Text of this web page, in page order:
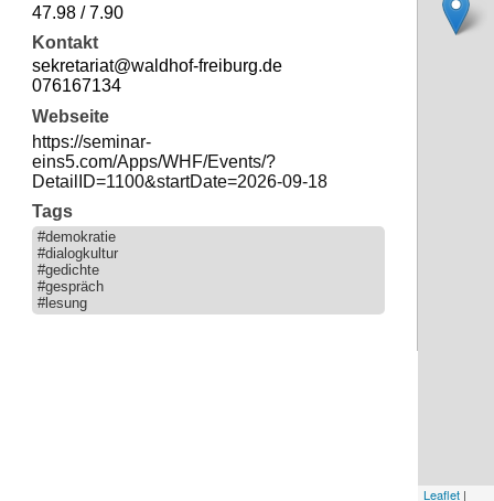
47.98 / 7.90
Kontakt
sekretariat@waldhof-freiburg.de
076167134
Webseite
https://seminar-
eins5.com/Apps/WHF/Events/?
DetailID=1100&startDate=2026-09-18
Tags
#demokratie
#dialogkultur
#gedichte
#gespräch
#lesung
Leaflet|